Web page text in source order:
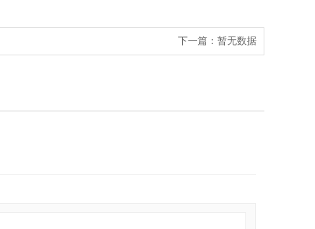
下一篇： 暂无数据